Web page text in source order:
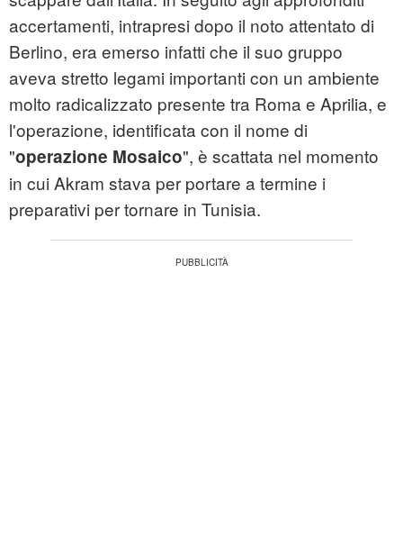
accertamenti, intrapresi dopo il noto attentato di
Berlino, era emerso infatti che il suo gruppo
aveva stretto legami importanti con un ambiente
molto radicalizzato presente tra Roma e Aprilia, e
l'operazione, identificata con il nome di
"operazione Mosaico", è scattata nel momento
in cui Akram stava per portare a termine i
preparativi per tornare in Tunisia.